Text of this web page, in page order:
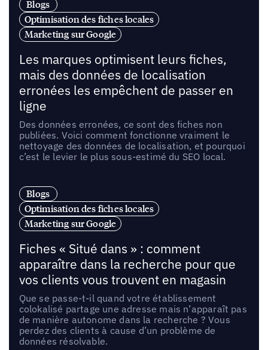
Blogs
Optimisation des fiches locales
Marketing sur Google
Les marques optimisent leurs fiches,
mais des données de localisation
erronées les empêchent de passer en
ligne
Des données erronées, ce sont des fiches non
publiées. Voici comment fonctionne vraiment le
nettoyage des données de localisation, et pourquoi
c’est le levier le plus sous-estimé du SEO local.
Blogs
Optimisation des fiches locales
Marketing sur Google
Fiches « Situé dans » : comment
apparaître dans la recherche pour que
vos clients vous trouvent en magasin
Que se passe-t-il quand votre établissement
colokalisé partage une adresse mais n’apparaît pas
de manière autonome dans la recherche ? Vous
perdez des clients à cause d’un problème de
données résolvable.